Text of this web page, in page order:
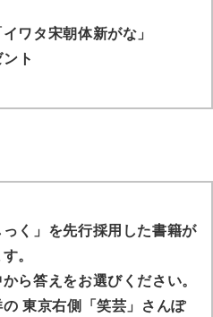
ワタ宋朝体新がな」
ト
く」を先行採用した書籍が
。
ら答えをお選びください。
の 東京右側「笑芸」さんぽ